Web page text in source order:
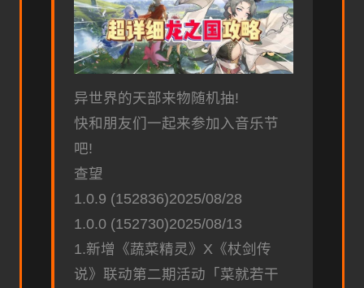
异世界的天部来物随机抽!
快和朋友们一起来参加入音乐节
吧!
查望
1.0.9 (152836)2025/08/28
1.0.0 (152730)2025/08/13
1.新增《蔬菜精灵》X《杖剑传
说》联动第二期活动「菜就若干